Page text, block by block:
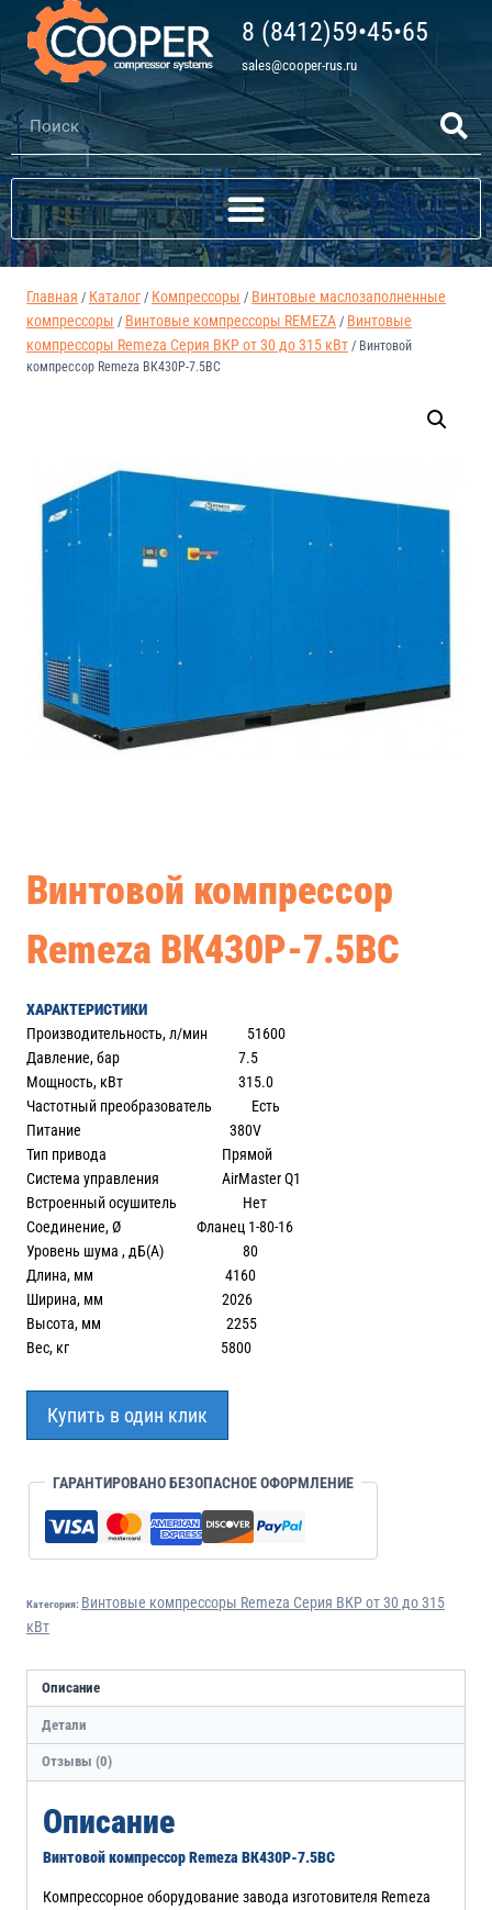
8 (8412)59•45•65
sales@cooper-rus.ru
Главная / Каталог / Компрессоры / Винтовые маслозаполненные
компрессоры / Винтовые компрессоры REMEZA / Винтовые
компрессоры Remeza Серия ВКР от 30 до 315 кВт / Винтовой
компрессор Remeza ВК430Р-7.5ВС
Винтовой компрессор
Remeza ВК430Р-7.5ВС
ХАРАКТЕРИСТИКИ
Производительность, л/мин 51600
Давление, бар 7.5
Мощность, кВт 315.0
Частотный преобразователь Есть
Питание 380V
Тип привода Прямой
Система управления AirMaster Q1
Встроенный осушитель Нет
Соединение, Ø Фланец 1-80-16
Уровень шума , дБ(А) 80
Длина, мм 4160
Ширина, мм 2026
Высота, мм 2255
Вес, кг 5800
Купить в один клик
ГАРАНТИРОВАНО БЕЗОПАСНОЕ ОФОРМЛЕНИЕ
Категория: Винтовые компрессоры Remeza Серия ВКР от 30 до 315
кВт
Описание
Детали
Отзывы (0)
Описание
Винтовой компрессор Remeza ВК430Р-7.5ВС
Компрессорное оборудование завода изготовителя Remeza